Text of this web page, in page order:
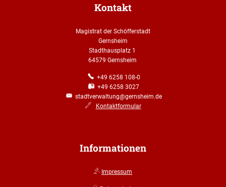
Kontakt
Magistrat der Schöfferstadt
Gernsheim
Stadthausplatz 1
64579 Gernsheim
+49 6258 108-0
+49 6258 3027
stadtverwaltung@gernsheim.de
Kontaktformular
Informationen
Impressum